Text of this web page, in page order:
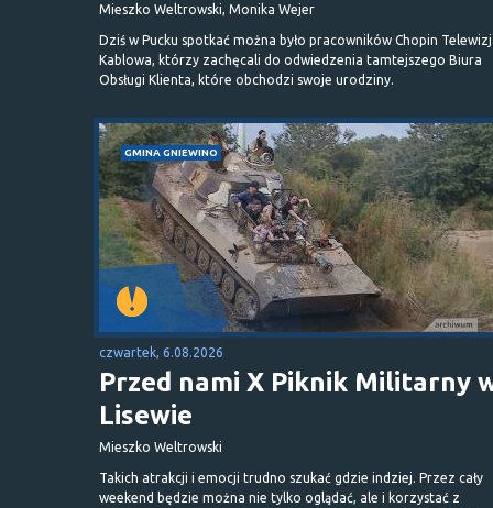
Mieszko Weltrowski, Monika Wejer
Dziś w Pucku spotkać można było pracowników Chopin
Kablowa, którzy zachęcali do odwiedzenia tamtejszego Biura
Obsługi Klienta, które obchodzi swoje urodziny.
GMINA GNIEWINO
czwartek, 6.08.2026
Przed nami X Piknik Militarny
Lisewie
Mieszko Weltrowski
Takich atrakcji i emocji trudno szukać gdzie indziej. Przez cały
weekend będzie można nie tylko oglądać, ale i korzystać z